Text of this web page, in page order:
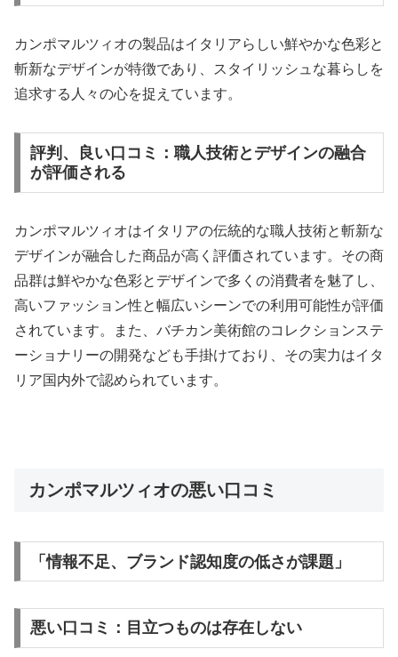
カンポマルツィオの製品はイタリアらしい鮮やかな色彩と
斬新なデザインが特徴であり、スタイリッシュな暮らしを
追求する人々の心を捉えています。
評判、良い口コミ：職人技術とデザインの融合
が評価される
カンポマルツィオはイタリアの伝統的な職人技術と斬新な
デザインが融合した商品が高く評価されています。その商
品群は鮮やかな色彩とデザインで多くの消費者を魅了し、
高いファッション性と幅広いシーンでの利用可能性が評価
されています。また、バチカン美術館のコレクションステ
ーショナリーの開発なども手掛けており、その実力はイタ
リア国内外で認められています。
カンポマルツィオの悪い口コミ
「情報不足、ブランド認知度の低さが課題」
悪い口コミ：目立つものは存在しない